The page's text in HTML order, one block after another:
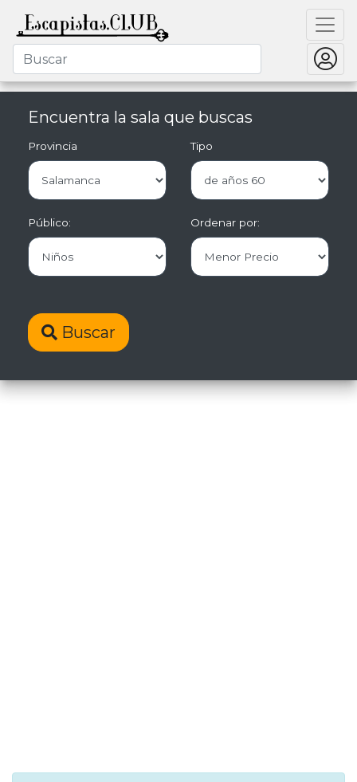
Encuentra la sala que buscas
Provincia Tipo
Público: Ordenar por:
Buscar